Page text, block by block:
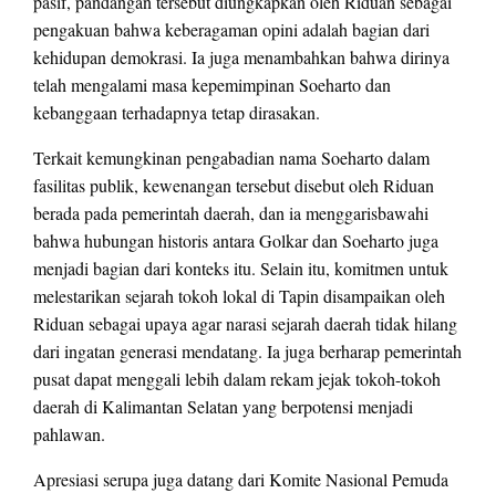
pengakuan bahwa keberagaman opini adalah bagian dari
kehidupan demokrasi. Ia juga menambahkan bahwa dirinya
telah mengalami masa kepemimpinan Soeharto dan
kebanggaan terhadapnya tetap dirasakan.
Terkait kemungkinan pengabadian nama Soeharto dalam
fasilitas publik, kewenangan tersebut disebut oleh Riduan
berada pada pemerintah daerah, dan ia menggarisbawahi
bahwa hubungan historis antara Golkar dan Soeharto juga
menjadi bagian dari konteks itu. Selain itu, komitmen untuk
melestarikan sejarah tokoh lokal di Tapin disampaikan oleh
Riduan sebagai upaya agar narasi sejarah daerah tidak hilang
dari ingatan generasi mendatang. Ia juga berharap pemerintah
pusat dapat menggali lebih dalam rekam jejak tokoh-tokoh
daerah di Kalimantan Selatan yang berpotensi menjadi
pahlawan.
Apresiasi serupa juga datang dari Komite Nasional Pemuda